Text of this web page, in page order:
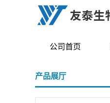
公司首页
产品展厅